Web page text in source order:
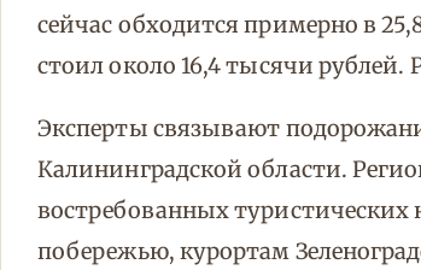
сейчас обходится примерно в
стоил около 16,4 тысячи рублей.
Эксперты связывают
Калининградской области.
востребованных
побережью, курортам